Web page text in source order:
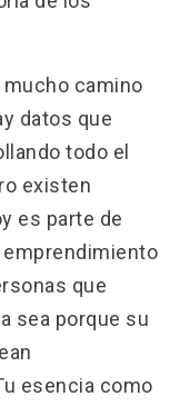
mucho camino
datos que
todo el
existen
es parte de
emprendimiento
que
sea porque su
esencia como